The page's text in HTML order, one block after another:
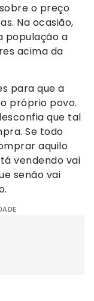
o preço
Na ocasião,
população a
acima da
para que a
próprio povo.
que tal
Se todo
aquilo
vendendo vai
senão vai